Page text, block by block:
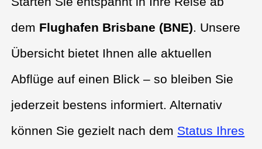
dem Flughafen Brisbane (BNE). Unsere
Übersicht bietet Ihnen alle aktuellen
Abflüge auf einen Blick – so bleiben Sie
jederzeit bestens informiert. Alternativ
können Sie gezielt nach dem Status Ihres